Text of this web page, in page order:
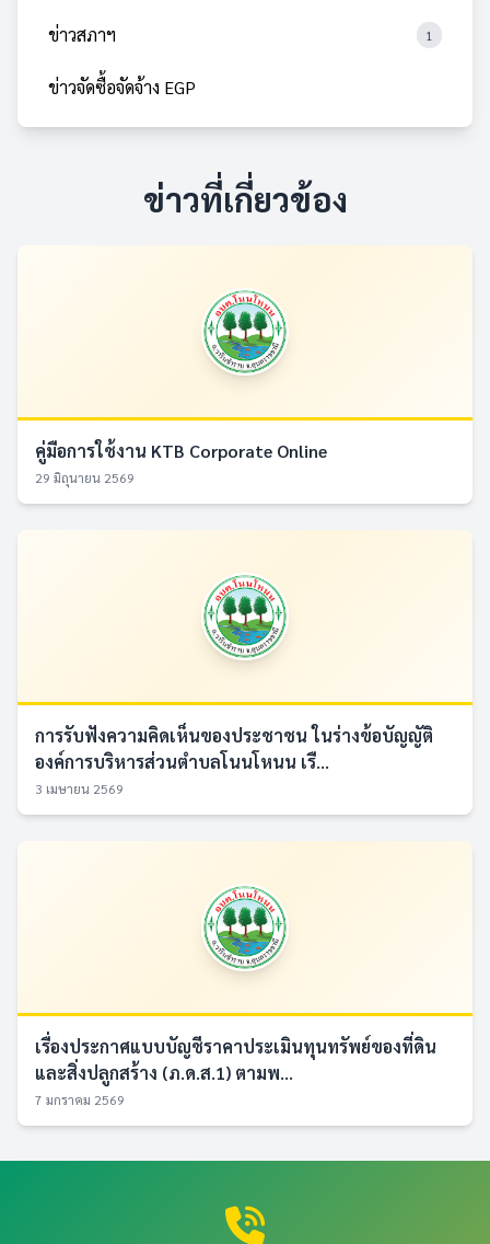
ข่าวสภาฯ 1
ข่าวจัดซื้อจัดจ้าง EGP
ข่าวที่เกี่ยวข้อง
คู่มือการใช้งาน KTB Corporate Online
29 มิถุนายน 2569
การรับฟังความคิดเห็นของประชาชน ในร่างข้อบัญญัติ
องค์การบริหารส่วนตำบลโนนโหนน เรื...
3 เมษายน 2569
เรื่องประกาศแบบบัญชีราคาประเมินทุนทรัพย์ของที่ดิน
และสิ่งปลูกสร้าง (ภ.ด.ส.1) ตามพ...
7 มกราคม 2569